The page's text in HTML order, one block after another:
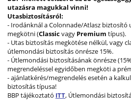
utazásra magukkal vinni!
Utasbiztosításról:
- Irodánknál a Colonnade/Atlasz biztosító
megkötni (Classicvagy Premium típus).
- Utas biztosítás megkötése nélkül, vagy
útlemondási biztosítás önrésze 15%.
- Útlemondási biztosításának önrésze
megrendeléssel egyidőben megköti a
- ajánlatkérés/megrendelés esetén a
biztosítás típusa!
BBP tájékoztató ITT, Útlemondási